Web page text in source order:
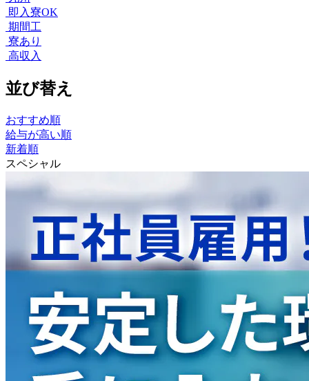
即入寮OK
期間工
寮あり
高収入
並び替え
おすすめ順
給与が高い順
新着順
スペシャル